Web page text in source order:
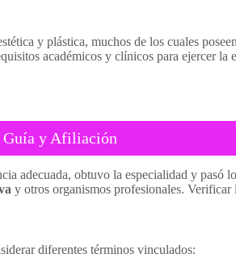
y plástica, muchos de los cuales poseen
académicos y clínicos para ejercer la
Guía y Afiliación
adecuada, obtuvo la especialidad y pasó
y otros organismos profesionales.
diferentes términos vinculados: